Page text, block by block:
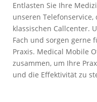
Entlasten Sie Ihre
unseren
klassischen Callcenter.
Fach und sorgen gerne
Praxis. Medical Mobile
zusammen, um Ihre
und die Effektivität zu